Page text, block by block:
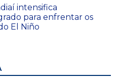
intensifica
para enfrentar os
El Niño